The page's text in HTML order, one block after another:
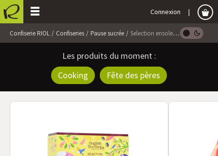
Connexion
Confiserie RIOL Confiseries Pause sucrée Selection ensoleillée
Les produits du moment :
Cooking
Fête des pères